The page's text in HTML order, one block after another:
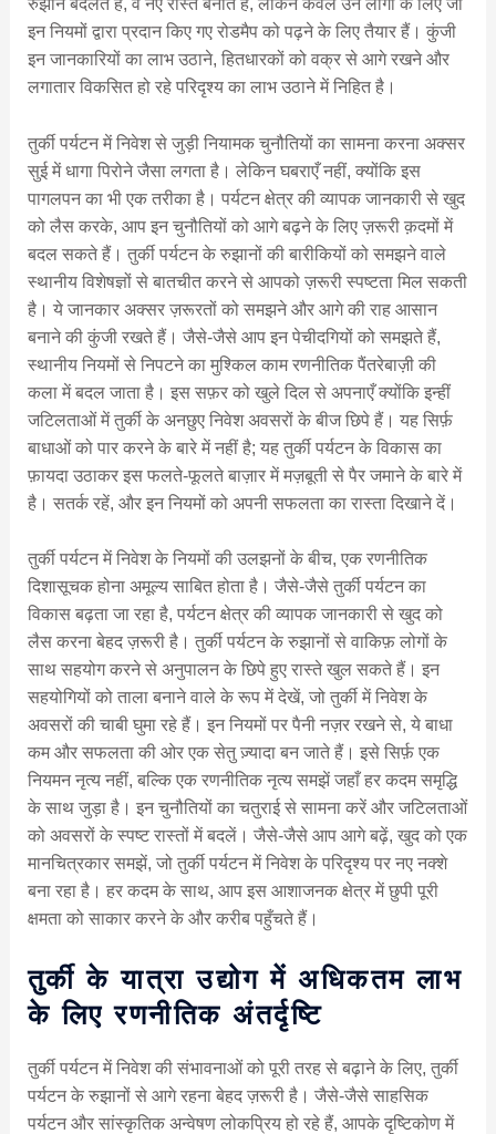
रुझान बदलते हैं, वे नए रास्ते बनाते हैं, लेकिन केवल उन लोगों के लिए जो
इन नियमों द्वारा प्रदान किए गए रोडमैप को पढ़ने के लिए तैयार हैं। कुंजी
इन जानकारियों का लाभ उठाने, हितधारकों को वक्र से आगे रखने और
लगातार विकसित हो रहे परिदृश्य का लाभ उठाने में निहित है।
तुर्की पर्यटन में निवेश से जुड़ी नियामक चुनौतियों का सामना करना अक्सर
सुई में धागा पिरोने जैसा लगता है। लेकिन घबराएँ नहीं, क्योंकि इस
पागलपन का भी एक तरीका है। पर्यटन क्षेत्र की व्यापक जानकारी से खुद
को लैस करके, आप इन चुनौतियों को आगे बढ़ने के लिए ज़रूरी क़दमों में
बदल सकते हैं। तुर्की पर्यटन के रुझानों की बारीकियों को समझने वाले
स्थानीय विशेषज्ञों से बातचीत करने से आपको ज़रूरी स्पष्टता मिल सकती
है। ये जानकार अक्सर ज़रूरतों को समझने और आगे की राह आसान
बनाने की कुंजी रखते हैं। जैसे-जैसे आप इन पेचीदगियों को समझते हैं,
स्थानीय नियमों से निपटने का मुश्किल काम रणनीतिक पैंतरेबाज़ी की
कला में बदल जाता है। इस सफ़र को खुले दिल से अपनाएँ क्योंकि इन्हीं
जटिलताओं में तुर्की के अनछुए निवेश अवसरों के बीज छिपे हैं। यह सिर्फ़
बाधाओं को पार करने के बारे में नहीं है; यह तुर्की पर्यटन के विकास का
फ़ायदा उठाकर इस फलते-फूलते बाज़ार में मज़बूती से पैर जमाने के बारे में
है। सतर्क रहें, और इन नियमों को अपनी सफलता का रास्ता दिखाने दें।
तुर्की पर्यटन में निवेश के नियमों की उलझनों के बीच, एक रणनीतिक
दिशासूचक होना अमूल्य साबित होता है। जैसे-जैसे तुर्की पर्यटन का
विकास बढ़ता जा रहा है, पर्यटन क्षेत्र की व्यापक जानकारी से खुद को
लैस करना बेहद ज़रूरी है। तुर्की पर्यटन के रुझानों से वाकिफ़ लोगों के
साथ सहयोग करने से अनुपालन के छिपे हुए रास्ते खुल सकते हैं। इन
सहयोगियों को ताला बनाने वाले के रूप में देखें, जो तुर्की में निवेश के
अवसरों की चाबी घुमा रहे हैं। इन नियमों पर पैनी नज़र रखने से, ये बाधा
कम और सफलता की ओर एक सेतु ज़्यादा बन जाते हैं। इसे सिर्फ़ एक
नियमन नृत्य नहीं, बल्कि एक रणनीतिक नृत्य समझें जहाँ हर कदम समृद्धि
के साथ जुड़ा है। इन चुनौतियों का चतुराई से सामना करें और जटिलताओं
को अवसरों के स्पष्ट रास्तों में बदलें। जैसे-जैसे आप आगे बढ़ें, खुद को एक
मानचित्रकार समझें, जो तुर्की पर्यटन में निवेश के परिदृश्य पर नए नक्शे
बना रहा है। हर कदम के साथ, आप इस आशाजनक क्षेत्र में छुपी पूरी
क्षमता को साकार करने के और करीब पहुँचते हैं।
तुर्की के यात्रा उद्योग में अधिकतम लाभ
के लिए रणनीतिक अंतर्दृष्टि
तुर्की पर्यटन में निवेश की संभावनाओं को पूरी तरह से बढ़ाने के लिए, तुर्की
पर्यटन के रुझानों से आगे रहना बेहद ज़रूरी है। जैसे-जैसे साहसिक
पर्यटन और सांस्कृतिक अन्वेषण लोकप्रिय हो रहे हैं, आपके दृष्टिकोण में